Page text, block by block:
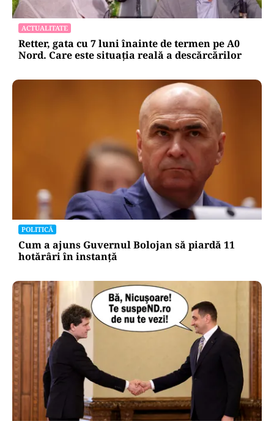
ACTUALITATE
Retter, gata cu 7 luni înainte de termen pe A0
Nord. Care este situația reală a descărcărilor
POLITICĂ
Cum a ajuns Guvernul Bolojan să piardă 11
hotărâri în instanță